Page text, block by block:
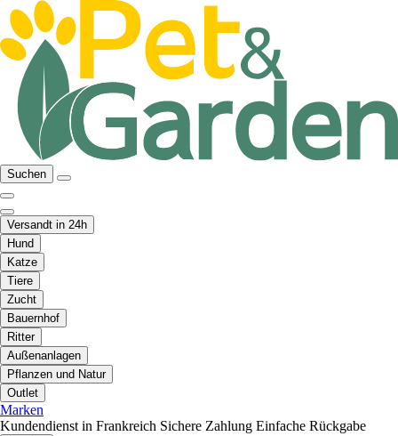
Suchen
Versandt in 24h
Hund
Katze
Tiere
Zucht
Bauernhof
Ritter
Außenanlagen
Pflanzen und Natur
Outlet
Marken
Kundendienst in Frankreich Sichere Zahlung Einfache Rückgabe